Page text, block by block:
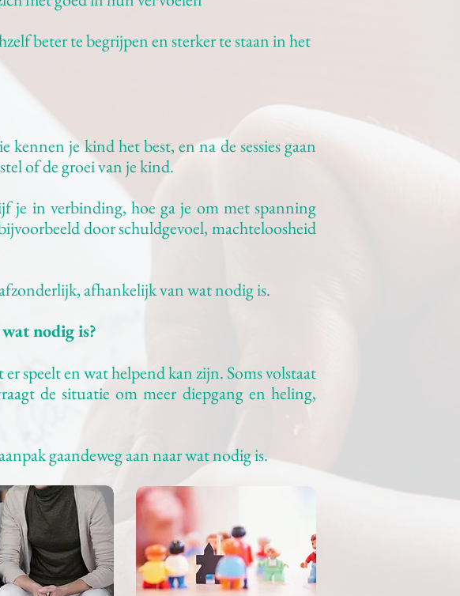
beter te begrijpen en sterker te staan in het
je kind het best, en na de sessies gaan
of de groei van je kind.
je in verbinding, hoe ga je om met spanning
door schuldgevoel, machteloosheid
afhankelijk van wat nodig is.
nodig is?
speelt en wat helpend kan zijn. Soms volstaat
de situatie om meer diepgang en heling,
gaandeweg aan naar wat nodig is.